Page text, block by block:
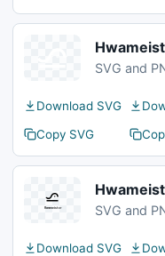
SVG and
Download SVG
Copy SVG
SVG and
Download SVG